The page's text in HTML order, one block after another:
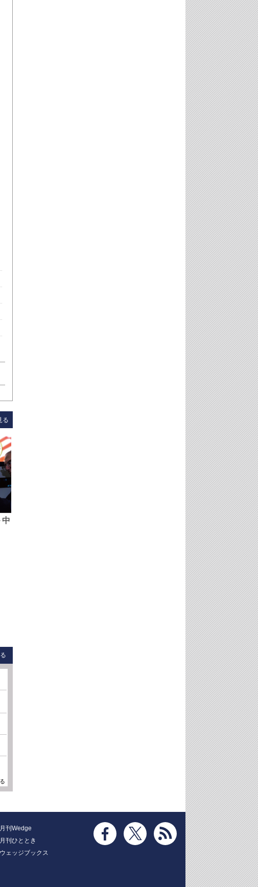
る
中
月刊Wedge
月刊ひととき
ウェッジブックス